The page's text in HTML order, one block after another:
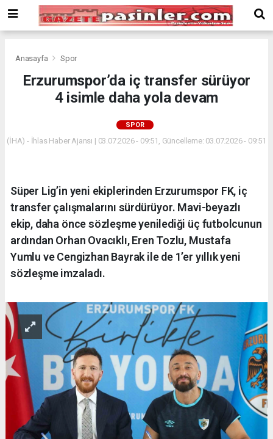
Bonusu
Veren
deneme
siteler
Veren
Siteler
Anasayfa Spor
Erzurumspor’da iç transfer sürüyor
4 isimle daha yola devam
SPOR
(İHA) - İhlas Haber Ajansı | 03.07.2026 - 09:51, Güncelleme: 03.07.2026 - 09:51
Süper Lig’in yeni ekiplerinden Erzurumspor FK, iç
transfer çalışmalarını sürdürüyor. Mavi-beyazlı
ekip, daha önce sözleşme yenilediği üç futbolcunun
ardından Orhan Ovacıklı, Eren Tozlu, Mustafa
Yumlu ve Cengizhan Bayrak ile de 1’er yıllık yeni
sözleşme imzaladı.